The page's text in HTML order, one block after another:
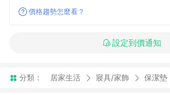
價格趨勢怎麼看？
設定到價通知
分類： 居家生活 寢具/家飾 保潔墊